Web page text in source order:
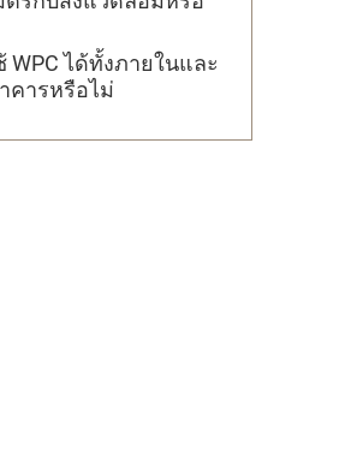
WPC ได้ทั้งภายในและ
คารหรือไม่